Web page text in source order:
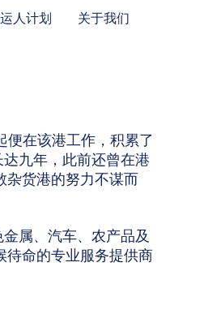
人计划 关于我们
便在该港工作，积累了
九年，此前还曾在港
杂货港的努力不谋而
属、汽车、农产品及
待命的专业服务提供商